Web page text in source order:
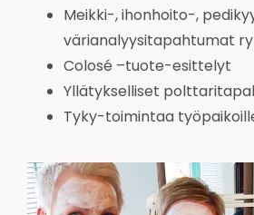
Meikki-, ihonhoito-,
värianalyysitapahtumat
Colosé –tuote-esittelyt
Yllätykselliset
Tyky-toimintaa